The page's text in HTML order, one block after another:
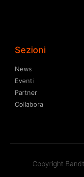
Sezioni
News
Eventi
Partner
Collabora
Copyright